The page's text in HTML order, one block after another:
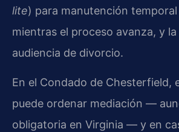
lite) para manutención
mientras el proceso avanza, y
audiencia de divorcio.
En el Condado de Chesterfield,
puede ordenar mediación —
obligatoria en Virginia — y en